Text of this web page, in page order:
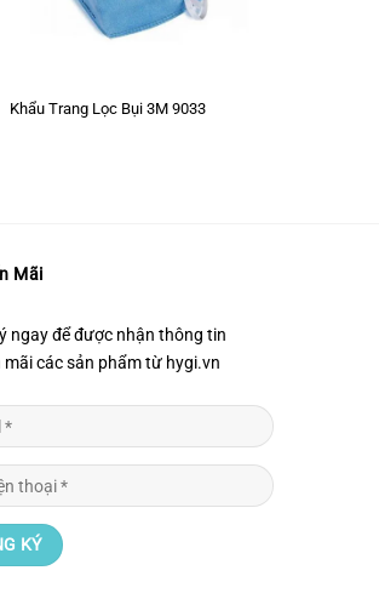
Khẩu Trang Lọc Bụi 3M 9033
Mãi
ngay để được nhận thông tin
mãi các sản phẩm từ hygi.vn